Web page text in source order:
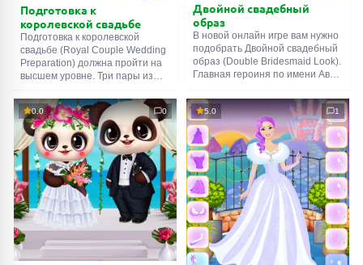
Подготовка к
королевской свадьбе
Подготовка к королевской
свадьбе (Royal Couple Wedding
Preparation) должна пройти на
высшем уровне. Три пары из
для организации свадебного
мероприятия. Им нужна
помощь в выборе праздничных
декораций, торта и других
вещей. Невеста не может
определиться с платьем и
причёской, а жених
сомневается в костюме.
Помогите молодожёнам.
Двойной свадебный
образ
В новой онлайн игре вам нужно
подобрать Двойной свадебный
образ (Double Bridesmaid Look).
Главная героиня по имени Ава
качестве подружки невесты.
Девушки хотят выглядеть лучше
всех, поэтому обращаются за
помощью к профессиональному
стилисту, то есть к вам.
Подберите для них макияж и
сногсшибательные наряды.
Удачи!
0.0 0 5.0 1